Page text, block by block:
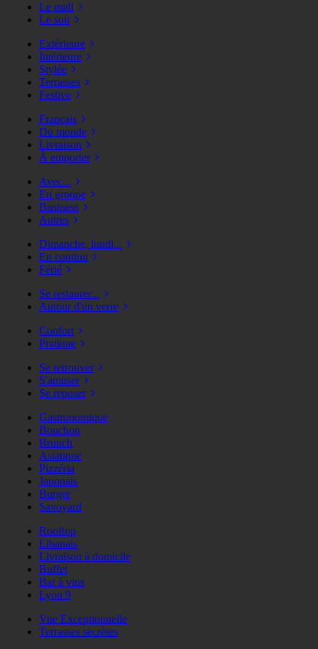
Le midi
Le soir
Extérieure
Intérieure
Stylée
Terrasses
Festive
Français
Du monde
Livraison
À emporter
Avec...
En groupe
Business
Autres
Dimanche, lundi...
En continu
Férié
Se restaurer...
Autour d'un verre
Confort
Pratique
Se retrouver
S'amuser
Se reposer
Gastronomique
Bouchon
Brunch
Asiatique
Pizzéria
Japonais
Burger
Savoyard
Rooftop
Libanais
Livraison à domicile
Buffet
Bar à vins
Lyon 9
Vue Exceptionnelle
Terrasses secrètes